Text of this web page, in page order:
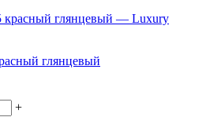
глянцевый
+